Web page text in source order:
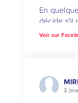
En
décide s'il
candidat
avec des
sans
Voir sur
2